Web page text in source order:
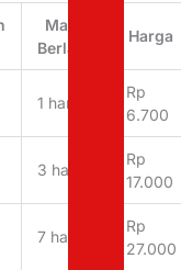
Masa
Berlaku
Harga
1 hari
Rp
6.700
3 hari
Rp
17.000
7 hari
Rp
27.000